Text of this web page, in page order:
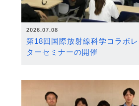
2026.07.08
第18回国際放射線科学コラボ
ターセミナーの開催